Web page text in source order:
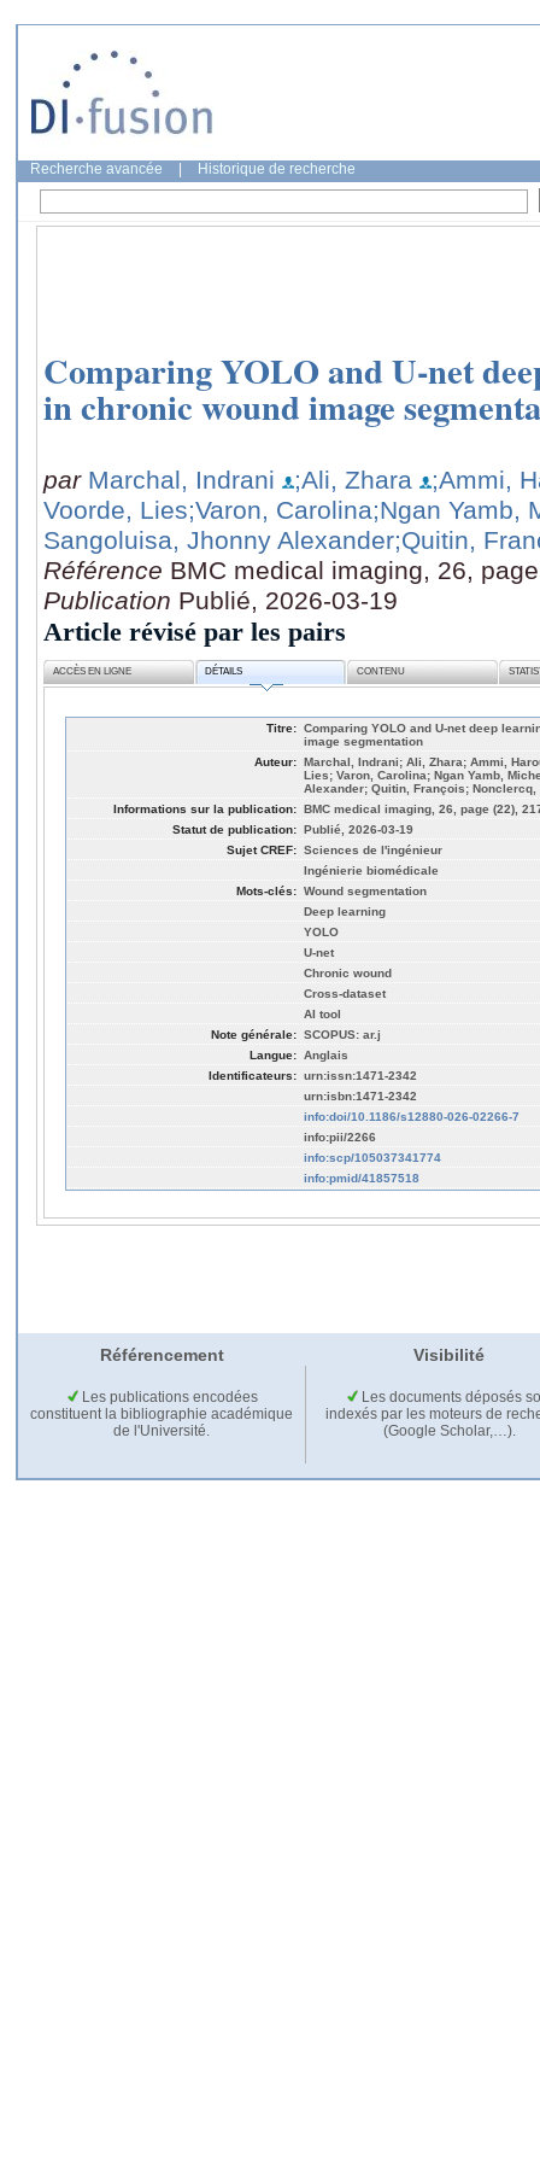
Recherche avancée Historique de recherche
Comparing YOLO and U-net
in chronic wound image
par Marchal, Indrani ;Ali, Zhara
;Ammi,
Voorde, Lies;Varon, Carolina;Ngan Yamb,
Sangoluisa, Jhonny Alexander;Quitin,
Référence BMC medical imaging, 26,
Publication Publié, 2026-03-19
Article révisé par les pairs
ACCÈS EN LIGNE DÉTAILS CONTENU
Titre: Comparing YOLO and U-net deep
image segmentation
Auteur: Marchal, Indrani; Ali, Zhara; Ammi,
Lies; Varon, Carolina; Ngan Yamb,
Alexander; Quitin, François; Nonclercq,
Informations sur la publication: BMC medical imaging, 26, page (22),
Statut de publication: Publié, 2026-03-19
Sujet CREF: Sciences de l'ingénieur
Ingénierie biomédicale
Mots-clés: Wound segmentation
Deep learning
YOLO
U-net
Chronic wound
Cross-dataset
AI tool
Note générale: SCOPUS: ar.j
Langue: Anglais
Identificateurs: urn:issn:1471-2342
urn:isbn:1471-2342
info:doi/10.1186/s12880-026-02266-7
info:pii/2266
info:scp/105037341774
info:pmid/41857518
Référencement Visibilité
Les publications encodées
constituent la bibliographie académique
de l'Université.
Les documents déposés
indexés par les moteurs de
(Google Scholar,…).